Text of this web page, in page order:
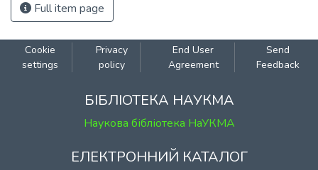
Full item page
Cookie
settings
Privacy
policy
End User
Agreement
Send
Feedback
БІБЛІОТЕКА НАУКМА
Наукова бібліотека НаУКМА
ЕЛЕКТРОННИЙ КАТАЛОГ